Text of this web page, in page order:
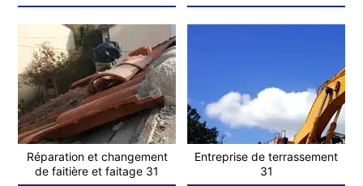
Réparation et changement
de faitière et faitage 31
Entreprise de terrassement
31